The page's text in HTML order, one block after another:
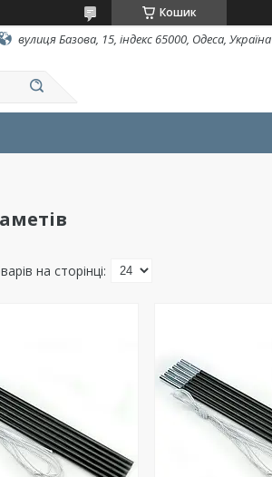
Кошик
вулиця Базова, 15, індекс 65000, Одеса, Україна